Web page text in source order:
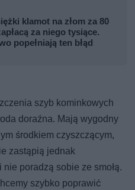
klamot na złom za 80
za niego tysiące.
popełniają ten błąd
szyb kominkowych
doraźna. Mają wygodny
środkiem czyszczącym,
zastąpią jednak
poradzą sobie ze smołą.
szybko poprawić